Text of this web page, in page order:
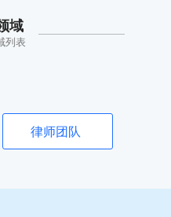
域
列表
律师团队